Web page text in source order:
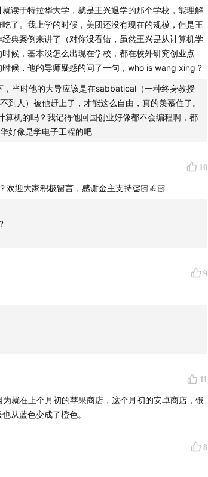
读于特拉华大学，就是王兴退学的那个学校，能理解
了。我上学的时候，美团还没有现在的规模，但是王
典案例来讲了（对你没看错，虽然王兴是从计算机学
候，基本没怎么出现在学校，都在校外研究创业点
候，他的导师疑惑的问了一句，who is wang xing？
，当时他的大导应该是在sabbatical（一种终身教授
到人）被他赶上了，才能这么自由，真的羡慕住了。
算机的吗？我记得他回国创业好像都不会编程啊，都
好像是学电子工程的吧
10
欢迎大家积极留言，感谢金主支持👏🏻👍🏻
9
11
就在上个月初的苹果商店，这个月初的安卓商店，饿
从蓝色变成了橙色。
8